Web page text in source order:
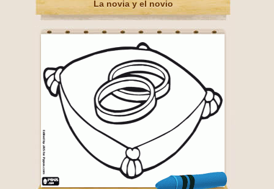
La novia y el novio